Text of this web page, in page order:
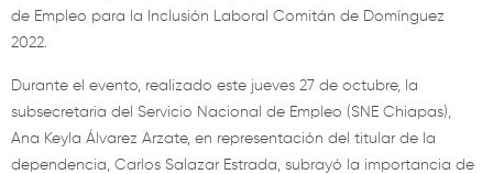
de Empleo para la Inclusión Laboral Comitán de Domínguez
2022.
Durante el evento, realizado este jueves 27 de octubre, la
subsecretaria del Servicio Nacional de Empleo (SNE Chiapas),
Ana Keyla Álvarez Arzate, en representación del titular de la
dependencia, Carlos Salazar Estrada, subrayó la importancia de